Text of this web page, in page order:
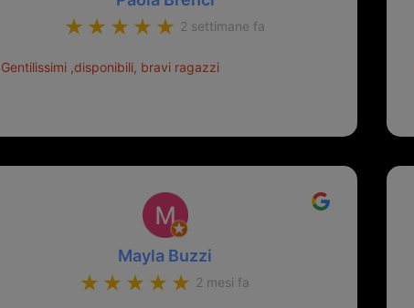
2 settimane fa
Gentilissimi ,disponibili, bravi ragazzi
Mayla Buzzi
2 mesi fa